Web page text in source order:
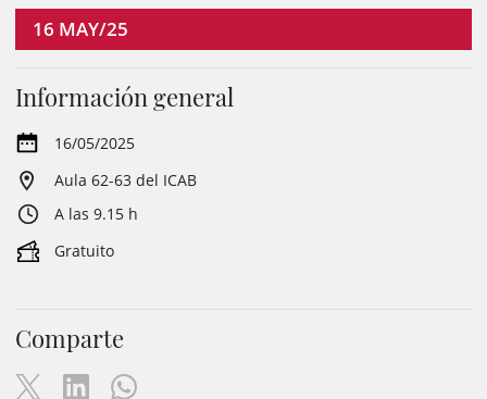
16 MAY/25
Información general
16/05/2025
Aula 62-63 del ICAB
A las 9.15 h
Gratuito
Comparte